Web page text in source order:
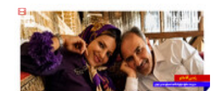
سرعت ⚡
(همراه با
متعلقات)
نصف قیمت
بخر!😉
با گارانتی
تعویض)
تخفیف داره
بخرش!🔥
تخفیف به
مدت
محدود